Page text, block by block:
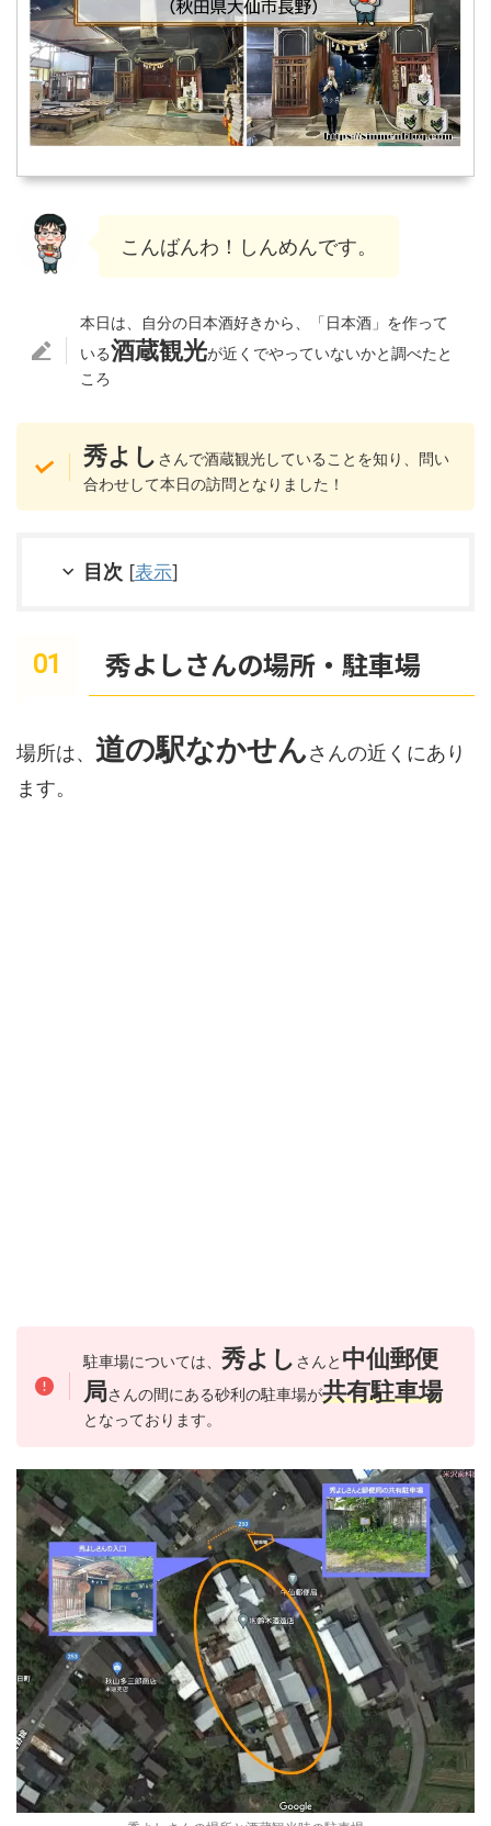
こんばんわ！しんめんです。
本日は、自分の日本酒好きから、「日本酒」を作って
いる酒蔵観光が近くでやっていないかと調べたと
ころ
秀よし さんで酒蔵観光していることを知り、問い
合わせして本日の訪問となりました！
目次 [表示]
秀よしさんの場所・駐車場
場所は、 道の駅なかせんさんの近くにあり
ます。
駐車場については、秀よし さんと 中仙郵便
局さんの間にある砂利の駐車場が共有駐車場
となっております。